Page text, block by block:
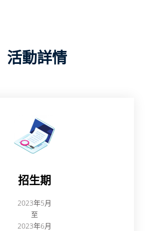
活動詳情
招生期
2023年5月
至
2023年6月